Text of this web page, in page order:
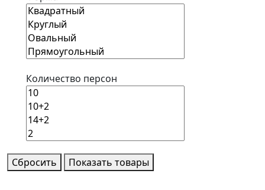
Количество персон
Сбросить Показать товары